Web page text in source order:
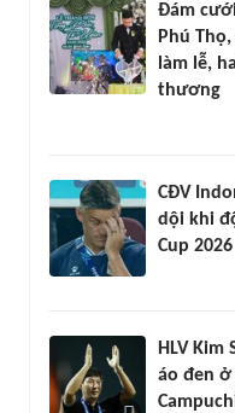
Đám
Phú
làm lễ,
thương
CĐV
dội khi
Cup 2026
HLV Kim
áo đen